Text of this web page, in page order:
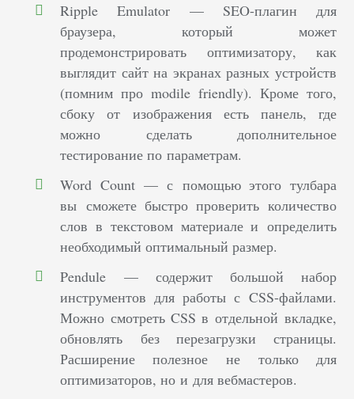
Ripple Emulator — SEO-плагин для
браузера, который может
продемонстрировать оптимизатору, как
выглядит сайт на экранах разных устройств
(помним про modile friendly). Кроме того,
сбоку от изображения есть панель, где
можно сделать дополнительное
тестирование по параметрам.
Word Count — с помощью этого тулбара
вы сможете быстро проверить количество
слов в текстовом материале и определить
необходимый оптимальный размер.
Pendule — содержит большой набор
инструментов для работы с CSS-файлами.
Можно смотреть CSS в отдельной вкладке,
обновлять без перезагрузки страницы.
Расширение полезное не только для
оптимизаторов, но и для вебмастеров.